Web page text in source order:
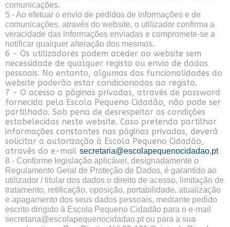
comunicações.
5 - Ao efetuar o envio de pedidos de informações e de
comunicações, através do website, o utilizador confirma a
veracidade das informações enviadas e compromete-se a
notificar qualquer alteração dos mesmos.
6 - Os utilizadores podem aceder ao website sem
necessidade de qualquer registo ou envio de dados
pessoais. No entanto, algumas das funcionalidades do
website poderão estar condicionadas ao registo.
7 - O acesso a páginas privadas, através de password
fornecida pela Escola Pequeno Cidadão, não pode ser
partilhado. Sob pena de desrespeitar as condições
estabelecidas neste website. Caso pretenda partilhar
informações constantes nas páginas privadas, deverá
solicitar a autorização à Escola Pequeno Cidadão,
através do e-mail secretaria@escolapequenocidadao.pt
8 - Conforme legislação aplicável, designadamente o
Regulamento Geral de Proteção de Dados, é garantido ao
utilizador / titular dos dados o direito de acesso, limitação de
tratamento, retificação, oposição, portabilidade, atualização
e apagamento dos seus dados pessoais, mediante pedido
escrito dirigido à Escola Pequeno Cidadão para o e-mail
secretaria@escolapequenocidadao.pt ou para a sua